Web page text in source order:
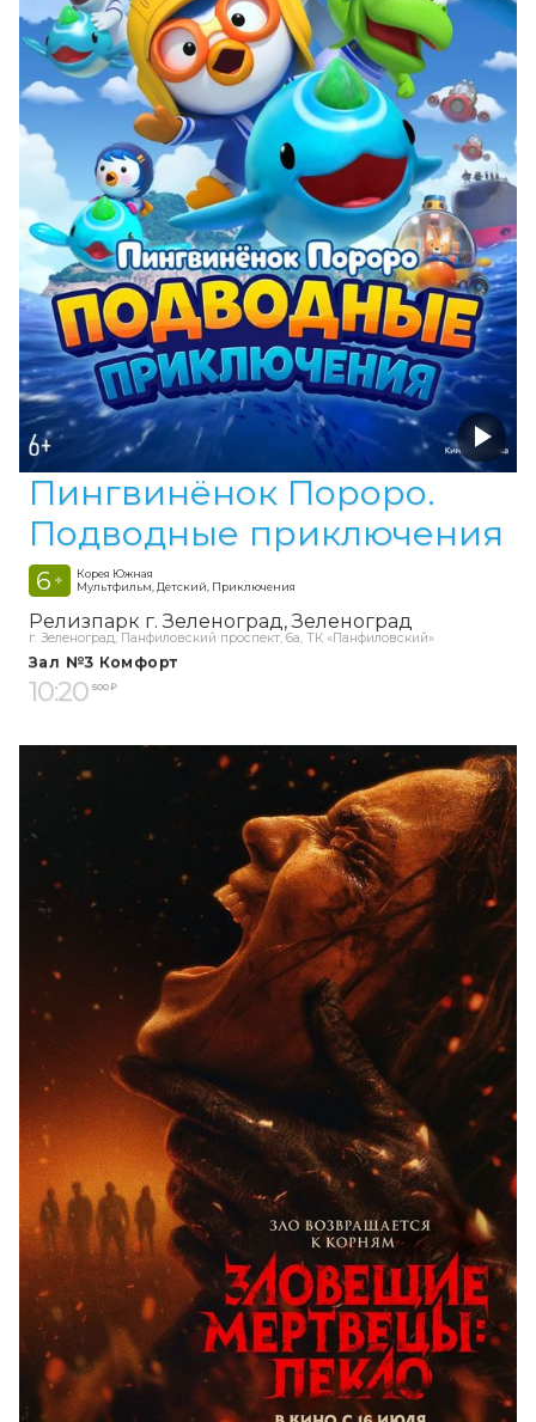
Пингвинёнок Пороро.
Подводные приключения
6 +
Корея Южная
Мультфильм, Детский, Приключения
Релизпарк г. Зеленоград Зеленоград
г. Зеленоград, Панфиловский проспект, 6а, ТК «Панфиловский»
Зал №3 Комфорт
10:20 500 ₽